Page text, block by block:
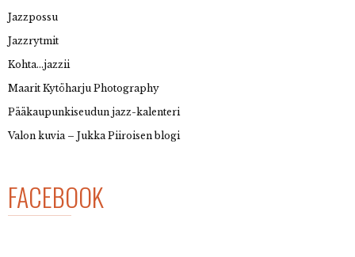
Jazzpossu
Jazzrytmit
Kohta…jazzii
Maarit Kytöharju Photography
Pääkaupunkiseudun jazz-kalenteri
Valon kuvia – Jukka Piiroisen blogi
FACEBOOK